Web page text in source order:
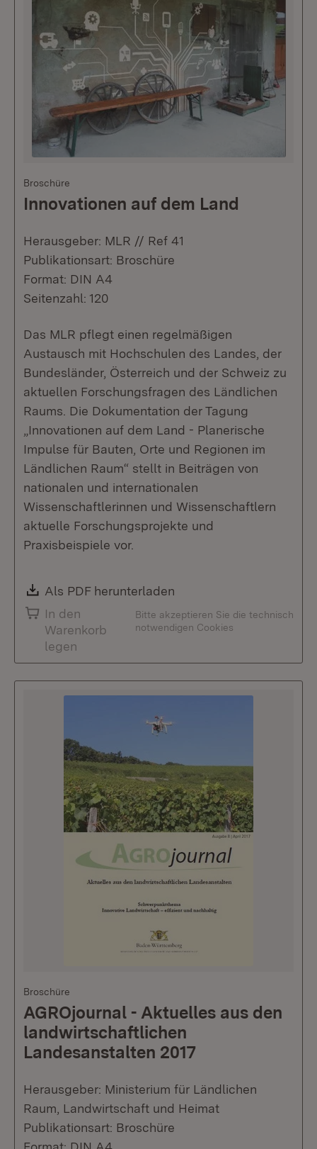
Broschüre
Innovationen auf dem Land
Herausgeber: MLR // Ref 41
Publikationsart: Broschüre
Format: DIN A4
Seitenzahl: 120
Das MLR pflegt einen regelmäßigen
Austausch mit Hochschulen des Landes, der
Bundesländer, Österreich und der Schweiz zu
aktuellen Forschungsfragen des Ländlichen
Raums. Die Dokumentation der Tagung
„Innovationen auf dem Land - Planerische
Impulse für Bauten, Orte und Regionen im
Ländlichen Raum“ stellt in Beiträgen von
nationalen und internationalen
Wissenschaftlerinnen und Wissenschaftlern
aktuelle Forschungsprojekte und
Praxisbeispiele vor.
Download:
Als PDF herunterladen
In den
Warenkorb
legen
Bitte akzeptieren Sie die technisch
notwendigen Cookies
Broschüre
AGROjournal - Aktuelles aus den
landwirtschaftlichen
Landesanstalten 2017
Herausgeber: Ministerium für Ländlichen
Raum, Landwirtschaft und Heimat
Publikationsart: Broschüre